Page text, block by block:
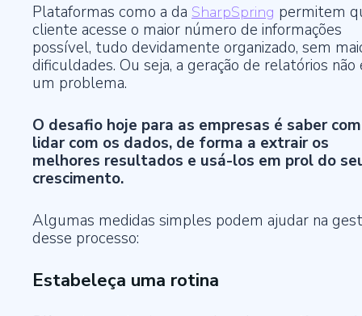
Plataformas como a da SharpSpring permitem
cliente acesse o maior número de informações
possível, tudo devidamente organizado, sem
dificuldades. Ou seja, a geração de relatórios não
um problema.
O desafio hoje para as empresas é saber
lidar com os dados, de forma a extrair os
melhores resultados e usá-los em prol do
crescimento.
Algumas medidas simples podem ajudar na
desse processo:
Estabeleça uma rotina